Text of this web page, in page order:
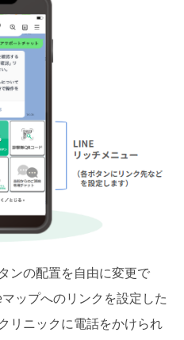
ンの配置を自由に変更で
ップへのリンクを設定した
リニックに電話をかけられ